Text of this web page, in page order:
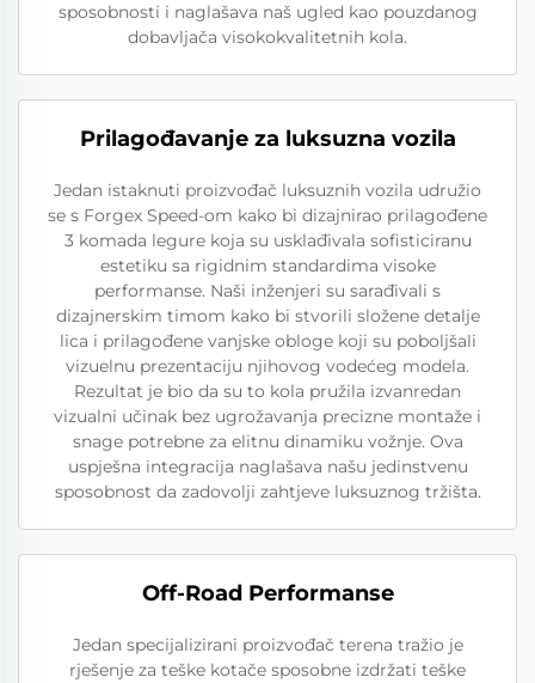
sposobnosti i naglašava naš ugled kao pouzdanog
dobavljača visokokvalitetnih kola.
Prilagođavanje za luksuzna vozila
Jedan istaknuti proizvođač luksuznih vozila udružio
se s Forgex Speed-om kako bi dizajnirao prilagođene
3 komada legure koja su usklađivala sofisticiranu
estetiku sa rigidnim standardima visoke
performanse. Naši inženjeri su sarađivali s
dizajnerskim timom kako bi stvorili složene detalje
lica i prilagođene vanjske obloge koji su poboljšali
vizuelnu prezentaciju njihovog vodećeg modela.
Rezultat je bio da su to kola pružila izvanredan
vizualni učinak bez ugrožavanja precizne montaže i
snage potrebne za elitnu dinamiku vožnje. Ova
uspješna integracija naglašava našu jedinstvenu
sposobnost da zadovolji zahtjeve luksuznog tržišta.
Off-Road Performanse
Jedan specijalizirani proizvođač terena tražio je
rješenje za teške kotače sposobne izdržati teške